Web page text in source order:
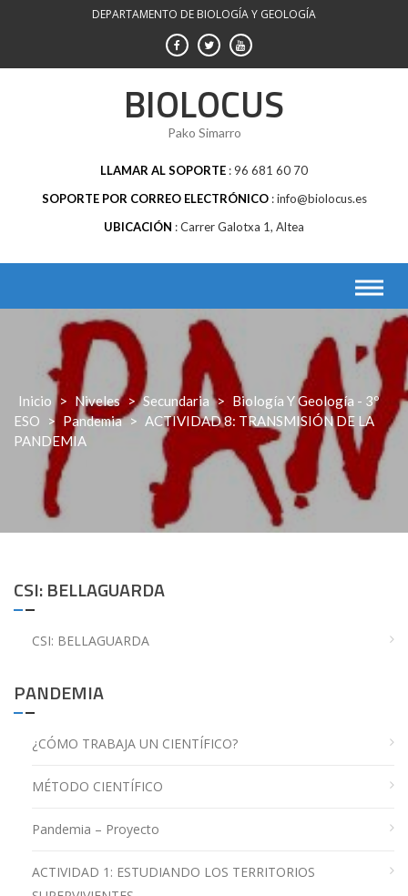
DEPARTAMENTO DE BIOLOGÍA Y GEOLOGÍA
BIOLOCUS
Pako Simarro
LLAMAR AL SOPORTE 96 681 60 70
SOPORTE POR CORREO ELECTRÓNICO info@biolocus.es
UBICACIÓN
Carrer Galotxa 1, Altea
Inicio > Niveles > Secundaria > Biología Y Geología - 3º
ESO
> Pandemia > ACTIVIDAD 8: TRANSMISIÓN DE LA
PANDEMIA
CSI: BELLAGUARDA
CSI: BELLAGUARDA
PANDEMIA
¿CÓMO TRABAJA UN CIENTÍFICO?
MÉTODO CIENTÍFICO
Pandemia – Proyecto
ACTIVIDAD 1: ESTUDIANDO LOS TERRITORIOS